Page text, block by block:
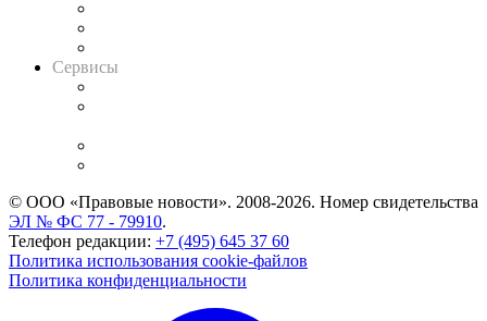
Сервисы
© ООО «Правовые новости». 2008-2026. Номер свидетельства
ЭЛ № ФС 77 - 79910.
Телефон редакции: +7 (495) 645 37 60
Политика использования cookie-файлов
Политика конфиденциальности